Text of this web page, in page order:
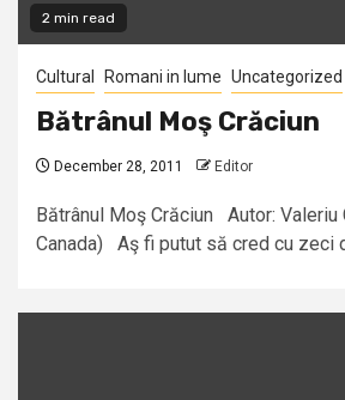
2 min read
Cultural Romani in lume Uncategorized
Bătrânul Moş Crăciun
December 28, 2011 Editor
Bătrânul Moş Crăciun Autor: Valeriu
Canada) Aş fi putut să cred cu zeci